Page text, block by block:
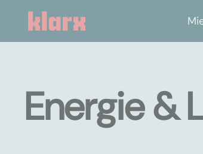
Energie &